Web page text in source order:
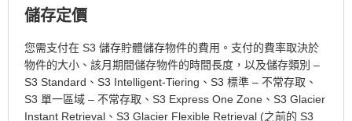
儲存定價
您需支付在 S3 儲存貯體儲存物件的費用。支付的費率取決於
物件的大小、該月期間儲存物件的時間長度，以及儲存類別 –
S3 Standard、S3 Intelligent-Tiering、S3 標準 – 不常存取、
S3 單一區域 – 不常存取、S3 Express One Zone、S3 Glacier
Instant Retrieval、S3 Glacier Flexible Retrieval (之前的 S3